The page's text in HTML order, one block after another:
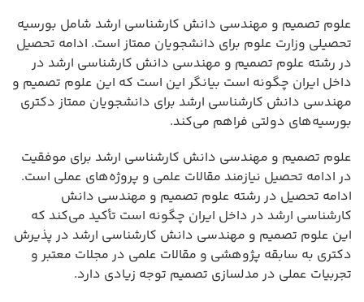
علوم تصمیم و مهندسی دانش کارشناسی ارشد شامل بورسیه
تحصیلی وزارت علوم برای دانشجویان ممتاز است. ادامه تحصیل
در رشته علوم تصمیم و مهندسی دانش کارشناسی ارشد در
داخل ایران چگونه است بیانگر این است که این علوم تصمیم و
مهندسی دانش کارشناسی ارشد برای دانشجویان ممتاز دکتری
بورسیه‌های دولتی فراهم می‌کند.
علوم تصمیم و مهندسی دانش کارشناسی ارشد برای موفقیت
در ادامه تحصیل نیازمند مقالات علمی و پروژه‌های عملی است.
ادامه تحصیل در رشته علوم تصمیم و مهندسی دانش
کارشناسی ارشد در داخل ایران چگونه است تأکید می‌کند که
این علوم تصمیم و مهندسی دانش کارشناسی ارشد در پذیرش
دکتری به سابقه پژوهشی و مقالات علمی در مجلات معتبر و
تجربیات عملی در مدلسازی تصمیم توجه زیادی دارد.